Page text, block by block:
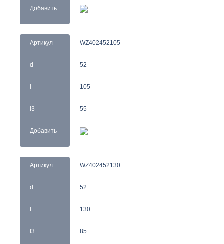
Добавить
Артикул
d
l3
Добавить
WZ402452105
52
105
55
Артикул
d
l3
WZ402452130
52
130
85